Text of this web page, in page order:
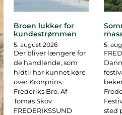
Broen lukker for
kundestrømmen
5. august 2026
Der bliver længere for
de handlende, som
hidtil har kunnet køre
over Kronprins
Frederiks Bro. Af
Tomas Skov
FREDERIKSSUND
5.
sted